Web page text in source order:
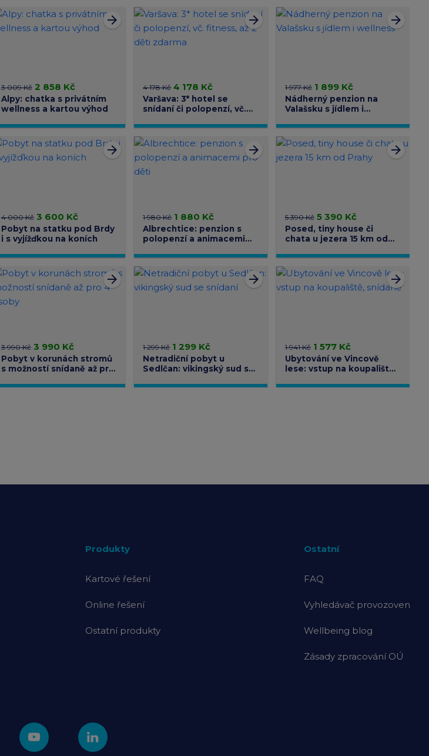
arrow_forward
3 009 Kč 2 858 Kč
Alpy: chatka s privátním
wellness a kartou výhod
arrow_forward
4 178 Kč 4 178 Kč
Varšava: 3* hotel se
snídaní či polopenzí, vč.
arrow_forward
1 977 Kč 1 899 Kč
Nádherný penzion na
Valašsku s jídlem i
arrow_forward
4 000 Kč 3 600 Kč
Pobyt na statku pod Brdy
i s vyjížďkou na koních
arrow_forward
1 980 Kč 1 880 Kč
Albrechtice: penzion s
polopenzí a animacemi
arrow_forward
5 390 Kč 5 390 Kč
Posed, tiny house či
chata u jezera 15 km od
arrow_forward
3 990 Kč 3 990 Kč
Pobyt v korunách stromů
s možností snídaně až pro
arrow_forward
1 299 Kč 1 299 Kč
Netradiční pobyt u
Sedlčan: vikingský sud se
arrow_forward
1 941 Kč 1 577 Kč
Ubytování ve Vincově
lese: vstup na koupaliště,
Produkty
Kartové řešení
Online řešení
Ostatní produkty
Ostatní
FAQ
Vyhledávač provozoven
Wellbeing blog
Zásady zpracování OÚ